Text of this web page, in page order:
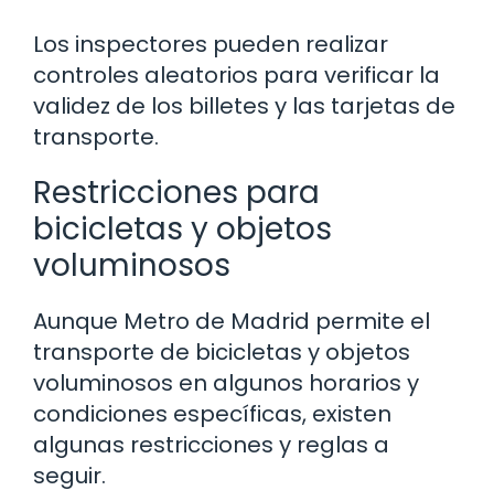
Los inspectores pueden realizar
controles aleatorios para verificar la
validez de los billetes y las tarjetas de
transporte.
Restricciones para
bicicletas y objetos
voluminosos
Aunque Metro de Madrid permite el
transporte de bicicletas y objetos
voluminosos en algunos horarios y
condiciones específicas, existen
algunas restricciones y reglas a
seguir.